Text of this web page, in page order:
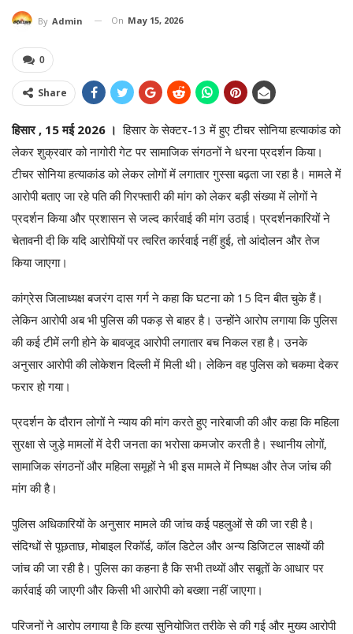
By Admin On May 15, 2026
0
Share
हिसार , 15 मई 2026 । हिसार के सेक्टर-13 में हुए टीचर सोनिया हत्याकांड को
लेकर शुक्रवार को नागोरी गेट पर सामाजिक संगठनों ने धरना प्रदर्शन किया।
टीचर सोनिया हत्याकांड को लेकर लोगों में लगातार गुस्सा बढ़ता जा रहा है। मामले में
आरोपी बताए जा रहे पति की गिरफ्तारी की मांग को लेकर बड़ी संख्या में लोगों ने
प्रदर्शन किया और प्रशासन से जल्द कार्रवाई की मांग उठाई। प्रदर्शनकारियों ने
चेतावनी दी कि यदि आरोपियों पर त्वरित कार्रवाई नहीं हुई, तो आंदोलन और तेज
किया जाएगा।
कांग्रेस जिलाध्यक्ष बजरंग दास गर्ग ने कहा कि घटना को 15 दिन बीत चुके हैं।
लेकिन आरोपी अब भी पुलिस की पकड़ से बाहर है। उन्होंने आरोप लगाया कि पुलिस
की कई टीमें लगी होने के बावजूद आरोपी लगातार बच निकल रहा है। उनके
अनुसार आरोपी की लोकेशन दिल्ली में मिली थी। लेकिन वह पुलिस को चकमा देकर
फरार हो गया।
प्रदर्शन के दौरान लोगों ने न्याय की मांग करते हुए नारेबाजी की और कहा कि महिला
सुरक्षा से जुड़े मामलों में देरी जनता का भरोसा कमजोर करती है। स्थानीय लोगों,
सामाजिक संगठनों और महिला समूहों ने भी इस मामले में निष्पक्ष और तेज जांच की
मांग की है।
पुलिस अधिकारियों के अनुसार मामले की जांच कई पहलुओं से की जा रही है।
संदिग्धों से पूछताछ, मोबाइल रिकॉर्ड, कॉल डिटेल और अन्य डिजिटल साक्ष्यों की
जांच की जा रही है। पुलिस का कहना है कि सभी तथ्यों और सबूतों के आधार पर
कार्रवाई की जाएगी और किसी भी आरोपी को बख्शा नहीं जाएगा।
परिजनों ने आरोप लगाया है कि हत्या सुनियोजित तरीके से की गई और मुख्य आरोपी